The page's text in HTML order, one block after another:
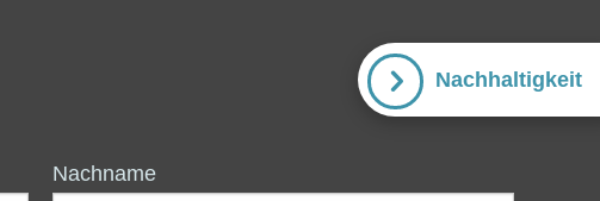
Nachhaltigkeit
Nachname